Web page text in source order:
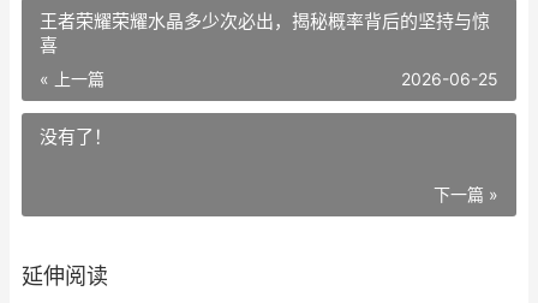
王者荣耀荣耀水晶多少次必出，揭秘概率背后的坚持与惊
喜
« 上一篇 2026-06-25
没有了！
下一篇 »
延伸阅读